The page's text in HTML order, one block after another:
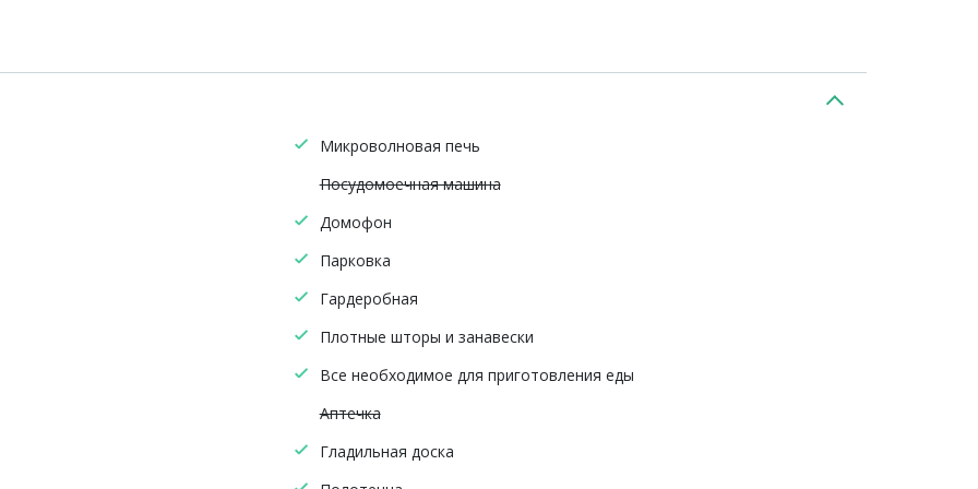
Микроволновая печь
Посудомоечная машина
Домофон
Парковка
Гардеробная
Плотные шторы и занавески
Все необходимое для приготовления еды
Аптечка
Гладильная доска